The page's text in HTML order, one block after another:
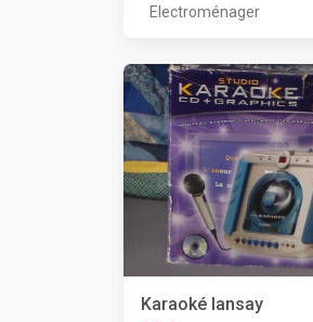
Electroménager
Karaoké lansay